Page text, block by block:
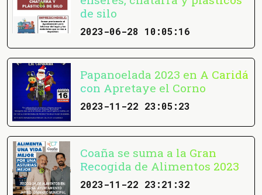
de silo
2023-06-28 10:05:16
Papanoelada 2023 en A Caridá
con Apretaye el Corno
2023-11-22 23:05:23
Coaña se suma a la Gran
Recogida de Alimentos 2023
2023-11-22 23:21:32